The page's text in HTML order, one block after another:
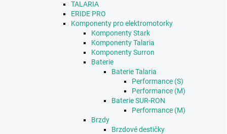
TALARIA
ERIDE PRO
Komponenty pro elektromotorky
Komponenty Stark
Komponenty Talaria
Komponenty Surron
Baterie
Baterie Talaria
Performance (S)
Performance (M)
Baterie SUR-RON
Performance (M)
Brzdy
Brzdové destičky